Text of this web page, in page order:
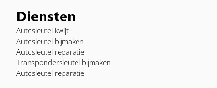
Diensten
Autosleutel kwijt
Autosleutel bijmaken
Autosleutel reparatie
Transpondersleutel bijmaken
Autosleutel reparatie